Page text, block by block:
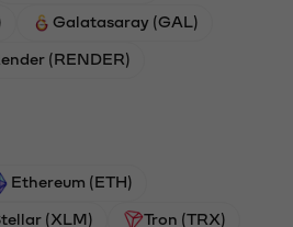
Galatasaray (GAL)
(RENDER)
Ethereum (ETH)
(XLM) Tron (TRX)